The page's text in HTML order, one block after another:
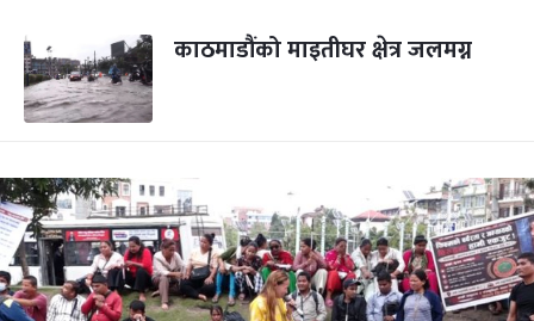
काठमाडौंको माइतीघर क्षेत्र जलमग्न